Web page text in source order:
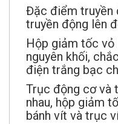
Đặc điểm truyền
truyền động lên
Hộp giảm tốc
nguyên khối,
điện trắng bạc
Trục động cơ và
nhau, hộp giảm
bánh vít và trục